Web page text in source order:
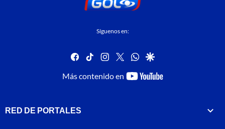
Síguenos en:
facebook
tiktok instagram
twitterwhatsapp
google
Más contenido en
youtube-
RED DE PORTALES